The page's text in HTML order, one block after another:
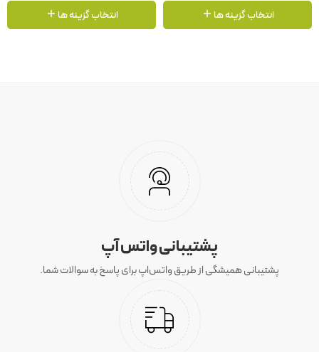
انتخاب گزینه ها انتخاب گزینه ها
پشتیبانی واتس آپ
پشتیبانی همیشگی از طریق واتس‌اپ برای پاسخ به سوالات شما.